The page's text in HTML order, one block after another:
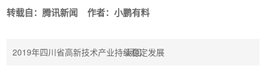
转载自：腾讯新闻 作者：小鹏有料
2019年四川省高新技术产业持续稳定发展
返回